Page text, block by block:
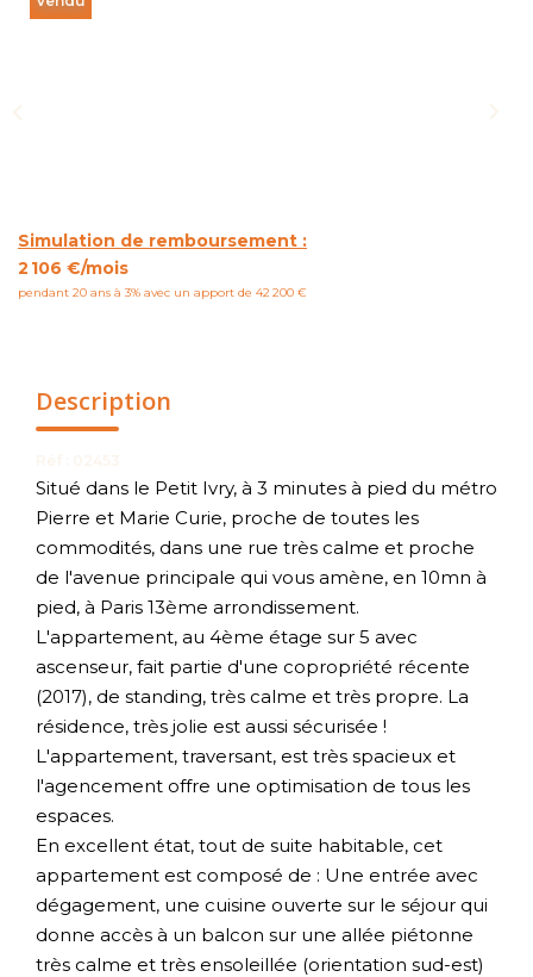
Simulation de remboursement :
2 106 €/mois
pendant 20 ans à 3% avec un apport de 42 200 €
Description
Situé dans le Petit Ivry, à 3 minutes à pied du métro
Pierre et Marie Curie, proche de toutes les
commodités, dans une rue très calme et proche
de l'avenue principale qui vous amène, en 10mn à
pied, à Paris 13ème arrondissement.
L'appartement, au 4ème étage sur 5 avec
ascenseur, fait partie d'une copropriété récente
(2017), de standing, très calme et très propre. La
résidence, très jolie est aussi sécurisée !
L'appartement, traversant, est très spacieux et
l'agencement offre une optimisation de tous les
espaces.
En excellent état, tout de suite habitable, cet
appartement est composé de : Une entrée avec
dégagement, une cuisine ouverte sur le séjour qui
donne accès à un balcon sur une allée piétonne
très calme et très ensoleillée (orientation sud-est)